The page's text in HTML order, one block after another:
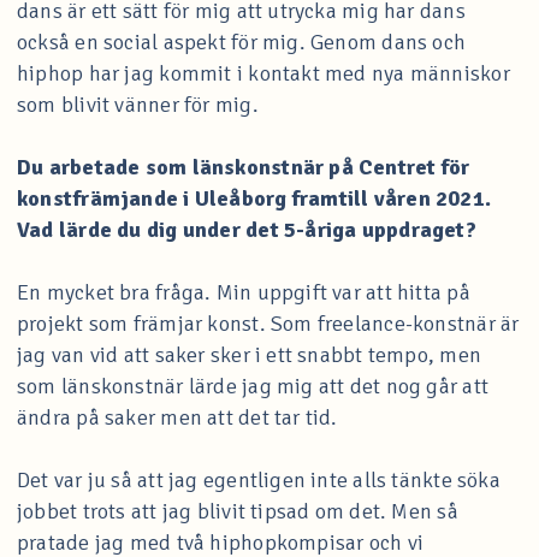
dans är ett sätt för mig att utrycka mig har dans
också en social aspekt för mig. Genom dans och
hiphop har jag kommit i kontakt med nya människor
som blivit vänner för mig.
Du arbetade som länskonstnär på Centret för
konstfrämjande i Uleåborg framtill våren 2021.
Vad lärde du dig under det 5-åriga uppdraget?
En mycket bra fråga. Min uppgift var att hitta på
projekt som främjar konst. Som freelance-konstnär är
jag van vid att saker sker i ett snabbt tempo, men
som länskonstnär lärde jag mig att det nog går att
ändra på saker men att det tar tid.
Det var ju så att jag egentligen inte alls tänkte söka
jobbet trots att jag blivit tipsad om det. Men så
pratade jag med två hiphopkompisar och vi